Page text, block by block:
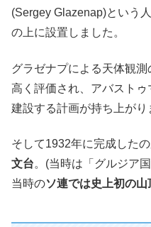
(Sergey Glazenap)という
の上に設置しました。
グラゼナプによる天体観
高く評価され、アバスト
建設する計画が持ち上がり
そして1932年に完成した
文台。(当時は「グルジア
当時のソ連では史上初の